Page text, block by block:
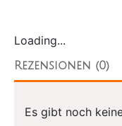
Loading...
Rezensionen (0)
Es gibt noch